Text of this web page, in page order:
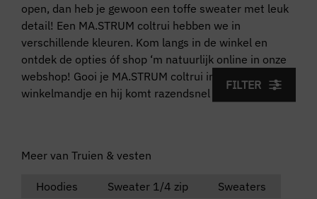
FILTER
open, dan heb je gewoon een toffe sweater met leuk
detail! Een MA.STRUM coltrui hebben we in
verschillende kleuren. Kom langs in de winkel en
ontdek de opties óf shop ‘m natuurlijk online in onze
webshop! Gooi je MA.STRUM coltrui in je digitale
winkelmandje en hij komt razendsnel naar je toe.
Meer van Truien & vesten
Hoodies Sweater 1/4 zip Sweaters